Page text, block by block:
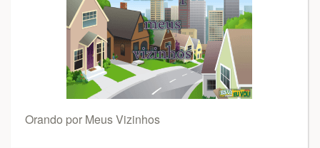
Orando por Meus Vizinhos